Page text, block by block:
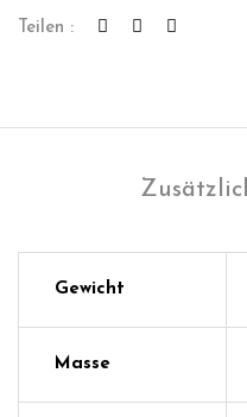
Teilen :
Gewicht
Masse